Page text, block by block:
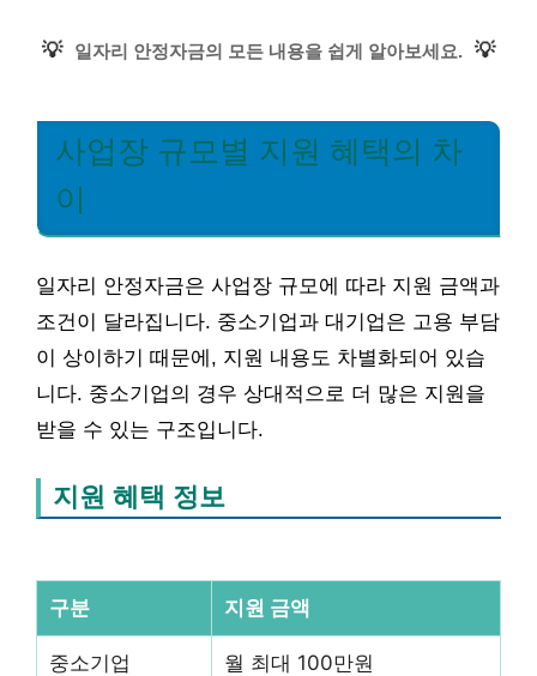
💡 일자리 안정자금의 모든 내용을 쉽게 알아보세요. 💡
사업장 규모별 지원 혜택의 차
이
일자리 안정자금은 사업장 규모에 따라 지원 금액과
조건이 달라집니다. 중소기업과 대기업은 고용 부담
이 상이하기 때문에, 지원 내용도 차별화되어 있습
니다. 중소기업의 경우 상대적으로 더 많은 지원을
받을 수 있는 구조입니다.
지원 혜택 정보
구분 지원 금액
중소기업 월 최대 100만원